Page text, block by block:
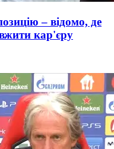
– відомо, де
кар'єру